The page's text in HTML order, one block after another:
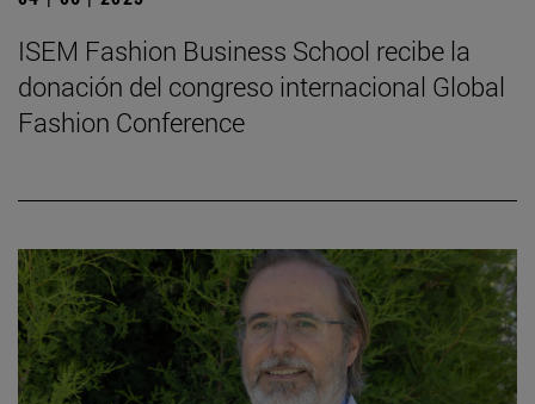
ISEM Fashion Business School recibe la
donación del congreso internacional Global
Fashion Conference